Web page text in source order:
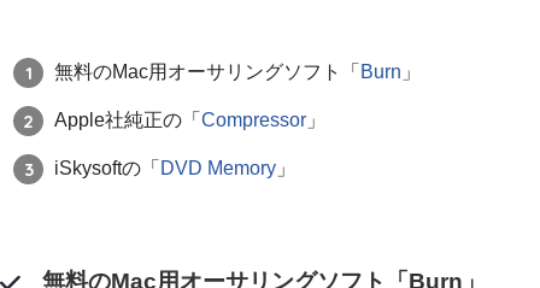
無料のMac用オーサリングソフト「 Burn 」
Apple社純正の「Compressor 」
iSkysoftの「 DVD Memory 」
無料のMac用オーサリングソフト「Burn」